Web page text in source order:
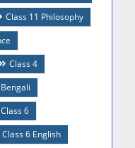
Class 11 Philosophy
Class 4
Class 6
Class 6 English